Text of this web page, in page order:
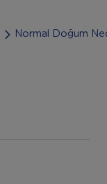
Normal Doğum